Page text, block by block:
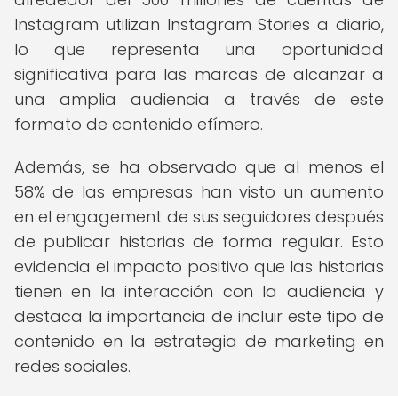
Instagram utilizan Instagram Stories a diario,
lo que representa una oportunidad
significativa para las marcas de alcanzar a
una amplia audiencia a través de este
formato de contenido efímero.
Además, se ha observado que al menos el
58% de las empresas han visto un aumento
en el engagement de sus seguidores después
de publicar historias de forma regular. Esto
evidencia el impacto positivo que las historias
tienen en la interacción con la audiencia y
destaca la importancia de incluir este tipo de
contenido en la estrategia de marketing en
redes sociales.